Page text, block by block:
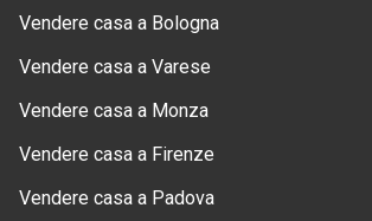
Vendere casa a Bologna
Vendere casa a Varese
Vendere casa a Monza
Vendere casa a Firenze
Vendere casa a Padova